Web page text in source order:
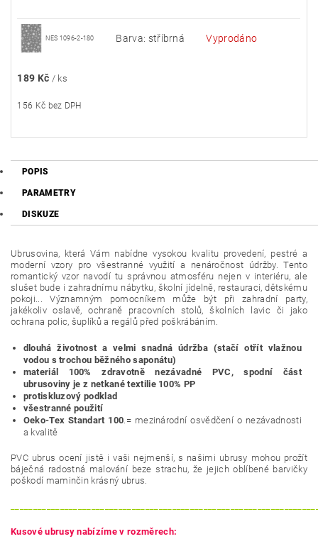
NES 1096-2-180 Barva: stříbrná Vyprodáno
189 Kč / ks
156 Kč bez DPH
POPIS
PARAMETRY
DISKUZE
Ubrusovina, která Vám nabídne vysokou kvalitu provedení, pestré a
moderní vzory pro všestranné využití a nenáročnost údržby. Tento
romantický vzor navodí tu správnou atmosféru nejen v interiéru, ale
slušet bude i zahradnímu nábytku, školní jídelně, restauraci, dětskému
pokoji... Významným pomocníkem může být při zahradní party,
jakékoliv oslavě, ochraně pracovních stolů, školních lavic či jako
ochrana polic, šuplíků a regálů před poškrábáním.
dlouhá životnost a velmi snadná údržba (stačí otřít vlažnou
vodou s trochou běžného saponátu)
materiál 100% zdravotně nezávadné PVC, spodní část
ubrusoviny je z netkané textilie 100% PP
protiskluzový podklad
všestranné použití
Oeko-Tex Standart 100.= mezinárodní osvědčení o nezávadnosti
a kvalitě
PVC ubrus ocení jistě i vaši nejmenší, s našimi ubrusy mohou prožít
báječná radostná malování beze strachu, že jejich oblíbené barvičky
poškodí maminčin krásný ubrus.
Kusové ubrusy nabízíme v rozměrech: